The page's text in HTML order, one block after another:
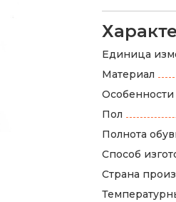
Единица
Материал
Пол
Полнота
Способ
Страна